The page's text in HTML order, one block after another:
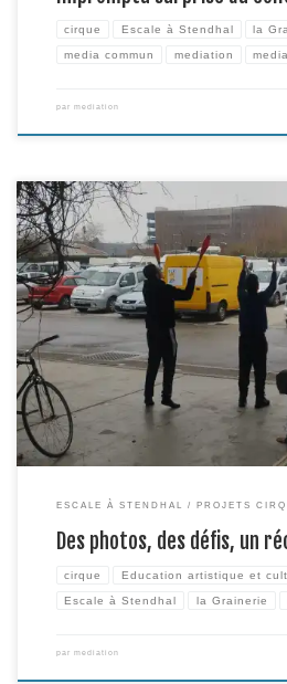
cirque Escale à Stendhal la
media commun mediation
par mediation
Après une séance « portés acrobatiques »
nouveau défi photo acrobatique et créatif,
collège Stendhal dans la Grainerie, pour
et de « Manifestation » (l’atelier a eu lieu le
journée […]
ESCALE À STENDHAL PROJETS
Des photos, des défis, un
cirque Education artistique et
Escale à Stendhal la Grainerie
par mediation